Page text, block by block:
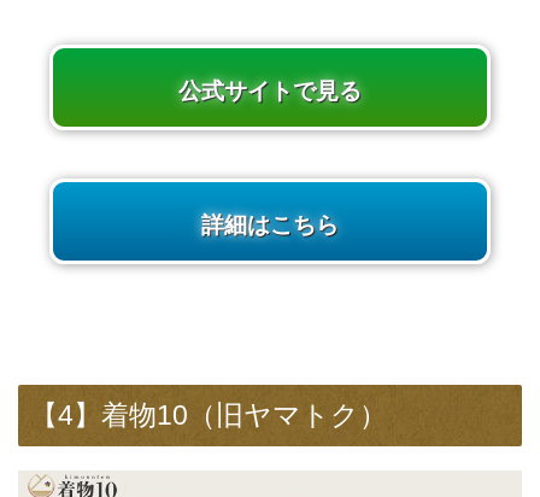
公式サイトで見る
詳細はこちら
【4】着物10（旧ヤマトク）